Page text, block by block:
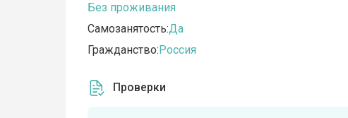
Без проживания
Самозанятость:Да
Гражданство:Россия
Проверки